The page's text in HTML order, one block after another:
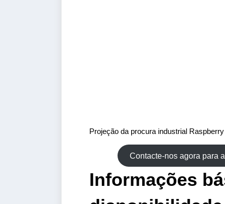
Projeção da procura industrial
Contacte-nos agora para
Informações